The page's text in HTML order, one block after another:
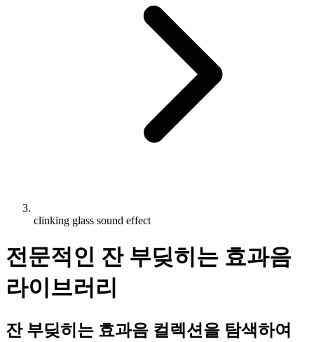
clinking glass sound effect
전문적인 잔 부딪히는 효과음
라이브러리
잔 부딪히는 효과음 컬렉션을 탐색하여